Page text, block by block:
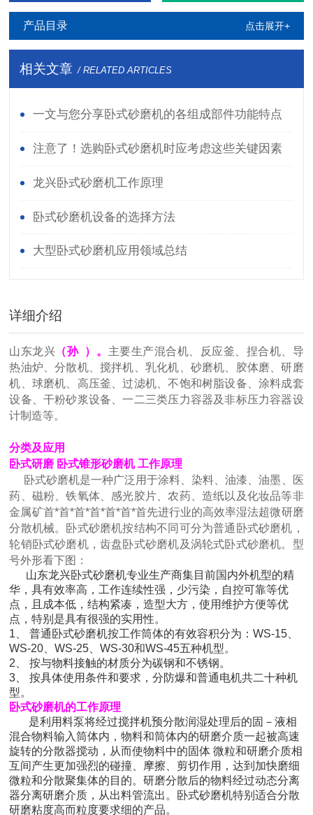
产品目录 点击展开+
相关文章 / RELATED ARTICLES
一文与您分享卧式砂磨机的各组成部件功能特点
注意了！选购卧式砂磨机时应考虑这些关键因素
龙兴卧式砂磨机工作原理
卧式砂磨机设备的选择方法
大型卧式砂磨机应用领域总结
详细介绍
山东龙兴 （孙 ）。 主要生产混合机、反应釜、捏合机、导
热油炉、分散机、搅拌机、乳化机、砂磨机、胶体磨、研磨
机、球磨机、高压釜、过滤机、不饱和树脂设备、涂料成套
设备、干粉砂浆设备、一二三类压力容器及非标压力容器设
计制造等。
分类及应用
卧式研磨 卧式锥形砂磨机 工作原理
卧式砂磨机是一种广泛用于涂料、染料、油漆、油墨、医
药、磁粉、铁氧体、感光胶片、农药、造纸以及化妆品等非
金属矿首*首*首*首*首*首*首先进行业的高效率湿法超微研磨
分散机械。卧式砂磨机按结构不同可分为普通卧式砂磨机，
轮销卧式砂磨机，齿盘卧式砂磨机及涡轮式卧式砂磨机。型
号外形看下图：
山东龙兴卧式砂磨机专业生产商集目前国内外机型的精
华，具有效率高，工作连续性强，少污染，自控可靠等优
点，且成本低，结构紧凑，造型大方，使用维护方便等优
点，特别是具有很强的实用性。
1、 普通卧式砂磨机按工作筒体的有效容积分为：WS-15、
WS-20、WS-25、WS-30和WS-45五种机型。
2、 按与物料接触的材质分为碳钢和不锈钢。
3、 按具体使用条件和要求，分防爆和普通电机共二十种机
型。
卧式砂磨机的工作原理
是利用料泵将经过搅拌机预分散润湿处理后的固－液相
混合物料输入筒体内，物料和筒体内的研磨介质一起被高速
旋转的分散器搅动，从而使物料中的固体 微粒和研磨介质相
互间产生更加强烈的碰撞、摩擦、剪切作用，达到加快磨细
微粒和分散聚集体的目的。研磨分散后的物料经过动态分离
器分离研磨介质，从出料管流出。卧式砂磨机特别适合分散
研磨粘度高而粒度要求细的产品。